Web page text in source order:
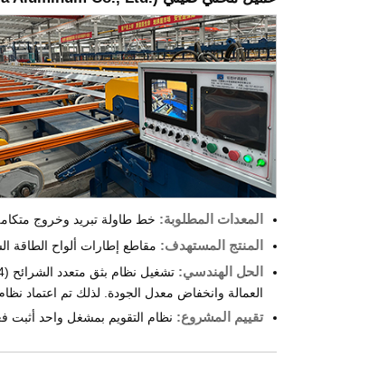
المعدات المطلوبة: خط طاولة تبريد وخروج متكامل بقدرة 6300 طن، مزود بنظام تقويم شبه آلي يتم
المنتج المستهدف: مقاطع إطارات ألواح الطاقة
الحل الهندسي:
العمالة وانخفاض معدل الجودة. لذلك تم اعتماد
تقييم المشروع: نظام التقويم بمشغل واحد أثبت